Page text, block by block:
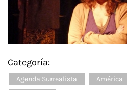
Categoría:
Agenda Surrealista América